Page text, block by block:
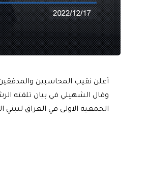
أعلن نقيب المحاسبين
وقال الشهيلي في بيان تلقته
الجمعية الاولى في العراق لتبني